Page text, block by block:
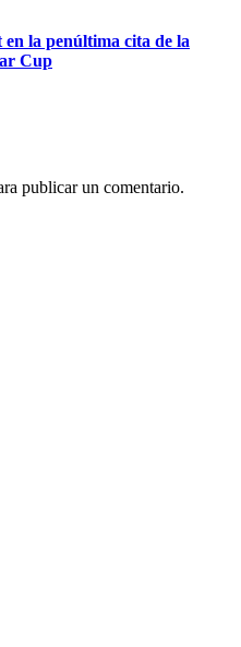
en la penúltima cita de la
Cup
publicar un comentario.